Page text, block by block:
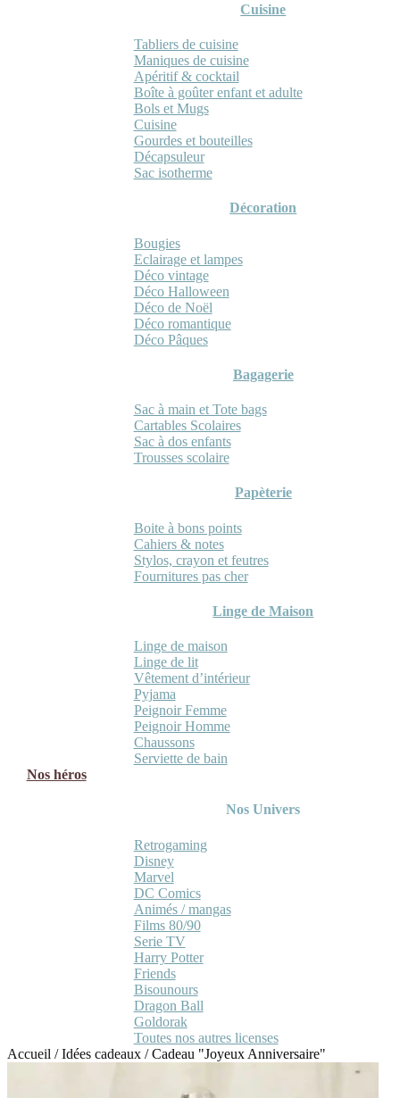
Cuisine
Tabliers de cuisine
Maniques de cuisine
Apéritif & cocktail
Boîte à goûter enfant et adulte
Bols et Mugs
Cuisine
Gourdes et bouteilles
Décapsuleur
Sac isotherme
Décoration
Bougies
Eclairage et lampes
Déco vintage
Déco Halloween
Déco de Noël
Déco romantique
Déco Pâques
Bagagerie
Sac à main et Tote bags
Cartables Scolaires
Sac à dos enfants
Trousses scolaire
Papèterie
Boite à bons points
Cahiers & notes
Stylos, crayon et feutres
Fournitures pas cher
Linge de Maison
Linge de maison
Linge de lit
Vêtement d’intérieur
Pyjama
Peignoir Femme
Peignoir Homme
Chaussons
Serviette de bain
Nos héros
Nos Univers
Retrogaming
Disney
Marvel
DC Comics
Animés / mangas
Films 80/90
Serie TV
Harry Potter
Friends
Bisounours
Dragon Ball
Goldorak
Toutes nos autres licenses
Accueil /Idées cadeaux /Cadeau "Joyeux Anniversaire"